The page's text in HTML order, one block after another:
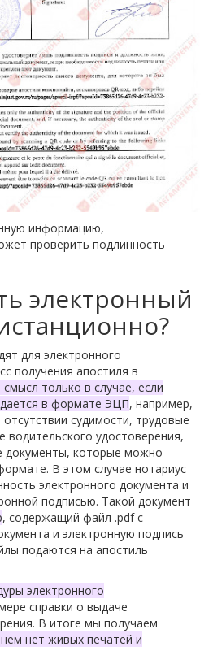
информацию,
проверить подлинность
электронный
для электронного
получения апостиля в
только в случае, если
в формате ЭЦП, например,
судимости, трудовые
водительского удостоверения,
документы, которые можно
В этом случае нотариус
электронного документа и
подписью. Такой документ
, содержащий файл .pdf с
и электронную подпись
подаются на апостиль
электронного
справки о выдаче
В итоге мы получаем
нет живых печатей и